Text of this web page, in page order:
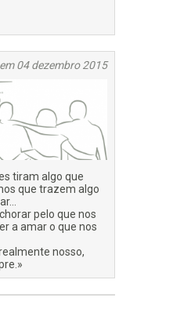
04 dezembro 2015
tiram algo que
que trazem algo
pelo que nos
a amar o que nos
nosso,